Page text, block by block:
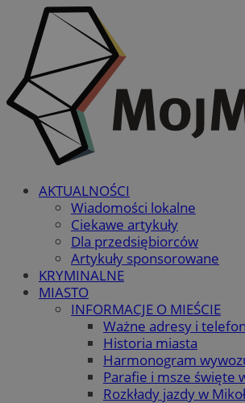
AKTUALNOŚCI
Wiadomości lokalne
Ciekawe artykuły
Dla przedsiębiorców
Artykuły sponsorowane
KRYMINALNE
MIASTO
INFORMACJE O MIEŚCIE
Ważne adresy i
Historia miasta
Harmonogram
Parafie i msze święte
Rozkłady jazdy w